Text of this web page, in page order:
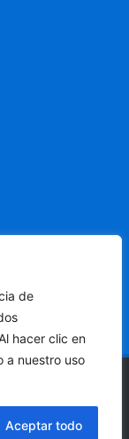
de
hacer clic en
a nuestro uso
Aceptar todo
ES